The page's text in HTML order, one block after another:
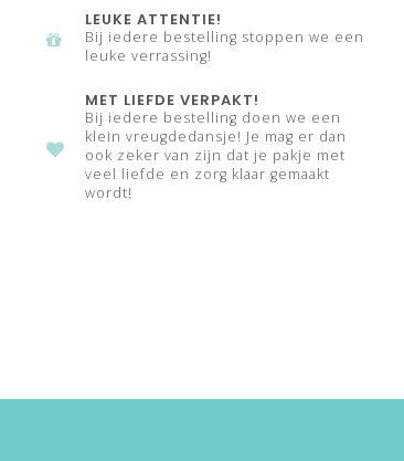
LEUKE ATTENTIE!
Bij iedere bestelling stoppen we een
leuke verrassing!
MET LIEFDE VERPAKT!
Bij iedere bestelling doen we een
klein vreugdedansje! Je mag er dan
ook zeker van zijn dat je pakje met
veel liefde en zorg klaar gemaakt
wordt!